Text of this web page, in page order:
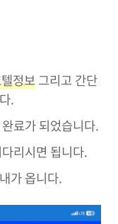
정보그리고 간단
.
료가 되었습니다.
리시면 됩니다.
가 옵니다.